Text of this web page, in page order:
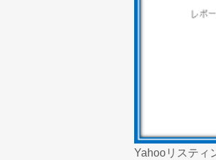
Yahooリスティ